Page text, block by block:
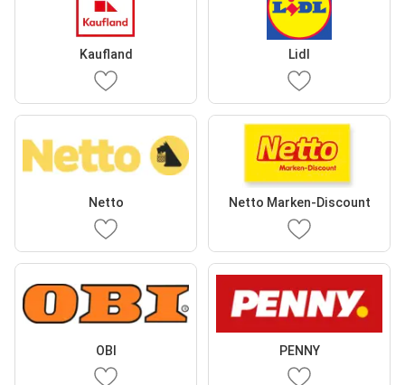
Kaufland Lidl
Netto Netto Marken-Discount
OBI PENNY